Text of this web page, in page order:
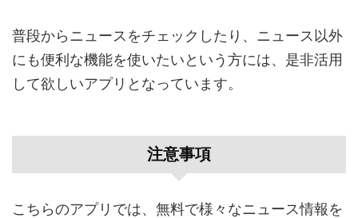
普段からニュースをチェックしたり、ニュース以外
にも便利な機能を使いたいという方には、是非活用
して欲しいアプリとなっています。
注意事項
こちらのアプリでは、無料で様々なニュース情報を